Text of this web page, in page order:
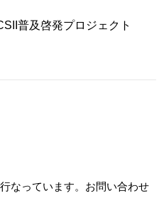
普及啓発プロジェクト
なっています。お問い合わせ